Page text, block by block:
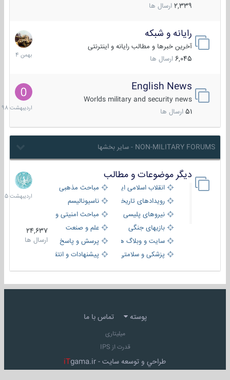
2,339 ارسال ها
رایانه و شبکه
آخرین خبرها و مطالب رایانه و اینترنتی
6,045 ارسال ها
30
بهمن
1404
English News
Worlds military and security news
51 ارسال ها
10
1398
NON-MILITARY FORUMS - سایر بخشها
دیگر موضوعات و مطالب
انقلاب اسلامی ایران
مباحث مذهبی
رویدادهای تاریخی و مذهبیناسیونالیسم
نیروهای پلیسی
مباحث امنیتی و اطلاعاتی
بازیهای جنگی
علم و صنعت
سایت و وبلاگ ها
پرسش و پاسخ
پزشکی و سلامتی
پیشنهادات و انتقادات
24,637
ارسال ها
8
1405
پوسته تماس با ما
میلیتاری
قدرت از IPS
طراحي و توسعه سايت - iTgama.ir